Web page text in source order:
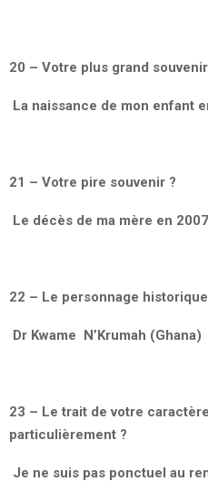
20 – Votre plus grand
La naissance de mon enfant
21 – Votre pire souvenir ?
Le décès de ma mère en 2007
22 – Le personnage
Dr Kwame N’Krumah (Ghana)
23 – Le trait de votre
particulièrement ?
Je ne suis pas ponctuel au